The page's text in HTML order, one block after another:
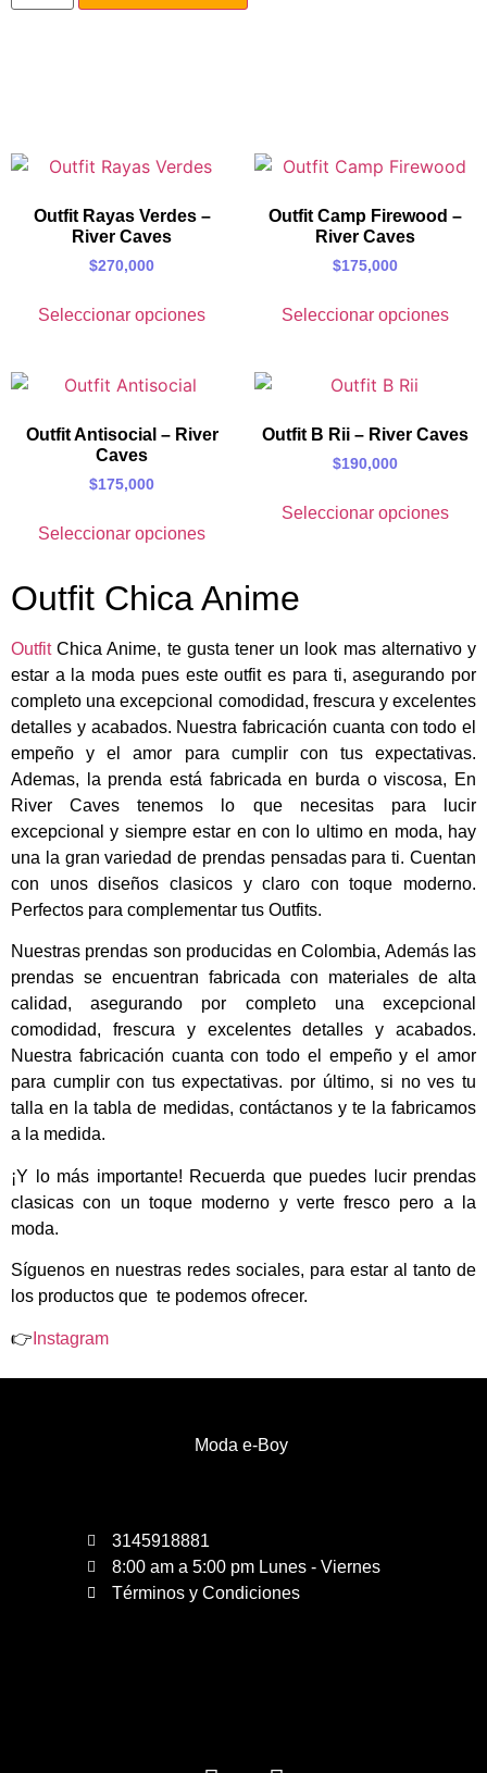
Outfit Rayas Verdes –
River Caves
$270,000
Seleccionar opciones
Outfit Camp Firewood –
River Caves
$175,000
Seleccionar opciones
Outfit Antisocial – River
Caves
$175,000
Seleccionar opciones
Outfit B Rii – River Caves
$190,000
Seleccionar opciones
Outfit Chica Anime
OutfitChica Anime, te gusta tener un look mas alternativo y
estar a la moda pues este outfit es para ti, asegurando por
completo una excepcional comodidad, frescura y excelentes
detalles y acabados. Nuestra fabricación cuanta con todo el
empeño y el amor para cumplir con tus expectativas.
Ademas, la prenda está fabricada en burda o viscosa, En
River Caves tenemos lo que necesitas para lucir
excepcional y siempre estar en con lo ultimo en moda, hay
una la gran variedad de prendas pensadas para ti. Cuentan
con unos diseños clasicos y claro con toque moderno.
Perfectos para complementar tus Outfits.
Nuestras prendas son producidas en Colombia, Además las
prendas se encuentran fabricada con materiales de alta
calidad, asegurando por completo una excepcional
comodidad, frescura y excelentes detalles y acabados.
Nuestra fabricación cuanta con todo el empeño y el amor
para cumplir con tus expectativas. por último, si no ves tu
talla en la tabla de medidas, contáctanos y te la fabricamos
a la medida.
¡Y lo más importante! Recuerda que puedes lucir prendas
clasicas con un toque moderno y verte fresco pero a la
moda.
Síguenos en nuestras redes sociales, para estar al tanto de
los productos que te podemos ofrecer.
👉 Instagram
Moda e-Boy
3145918881
8:00 am a 5:00 pm Lunes - Viernes
Términos y Condiciones